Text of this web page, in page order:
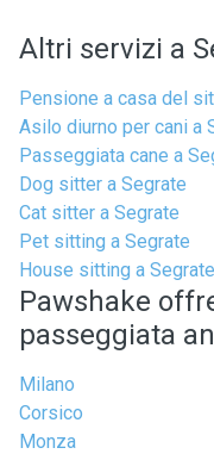
Altri servizi a
Pensione a casa del
Asilo diurno per cani a
Passeggiata cane a
Dog sitter a Segrate
Cat sitter a Segrate
Pet sitting a Segrate
House sitting a Segrate
Pawshake
passeggiata
Milano
Corsico
Monza